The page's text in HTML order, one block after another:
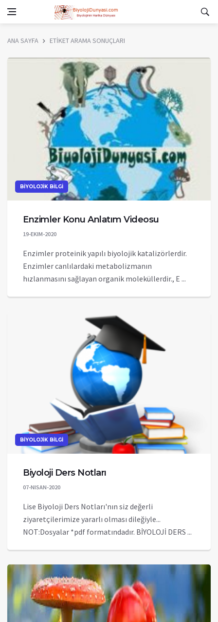
ANA SAYFA ETİKET ARAMA SONUÇLARI
BİYOLOJİK BİLGİ
Enzimler Konu Anlatım Videosu
19-EKIM-2020
Enzimler proteinik yapılı biyolojik katalizörlerdir.
Enzimler canlılardaki metabolizmanın
hızlanmasını sağlayan organik moleküllerdir., E ...
BİYOLOJİK BİLGİ
Biyoloji Ders Notları
07-NISAN-2020
Lise Biyoloji Ders Notları'nın siz değerli
ziyaretçilerimize yararlı olması dileğiyle...
NOT:Dosyalar *pdf formatındadır. BİYOLOJİ DERS ...